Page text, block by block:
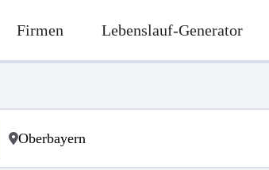
Firmen Lebenslauf-Generator